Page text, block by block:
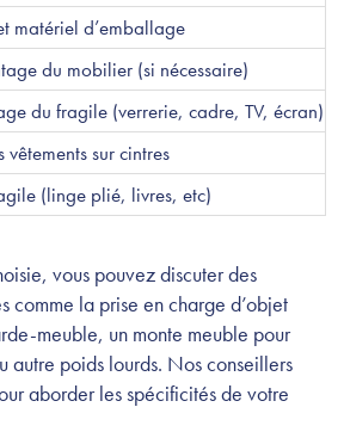
matériel d’emballage
du mobilier (si nécessaire)
du fragile (verrerie, cadre, TV, écran)
sur cintres
(linge plié, livres, etc)
vous pouvez discuter des
comme la prise en charge d’objet
meuble, un monte meuble pour
autre poids lourds. Nos conseillers
aborder les spécificités de votre